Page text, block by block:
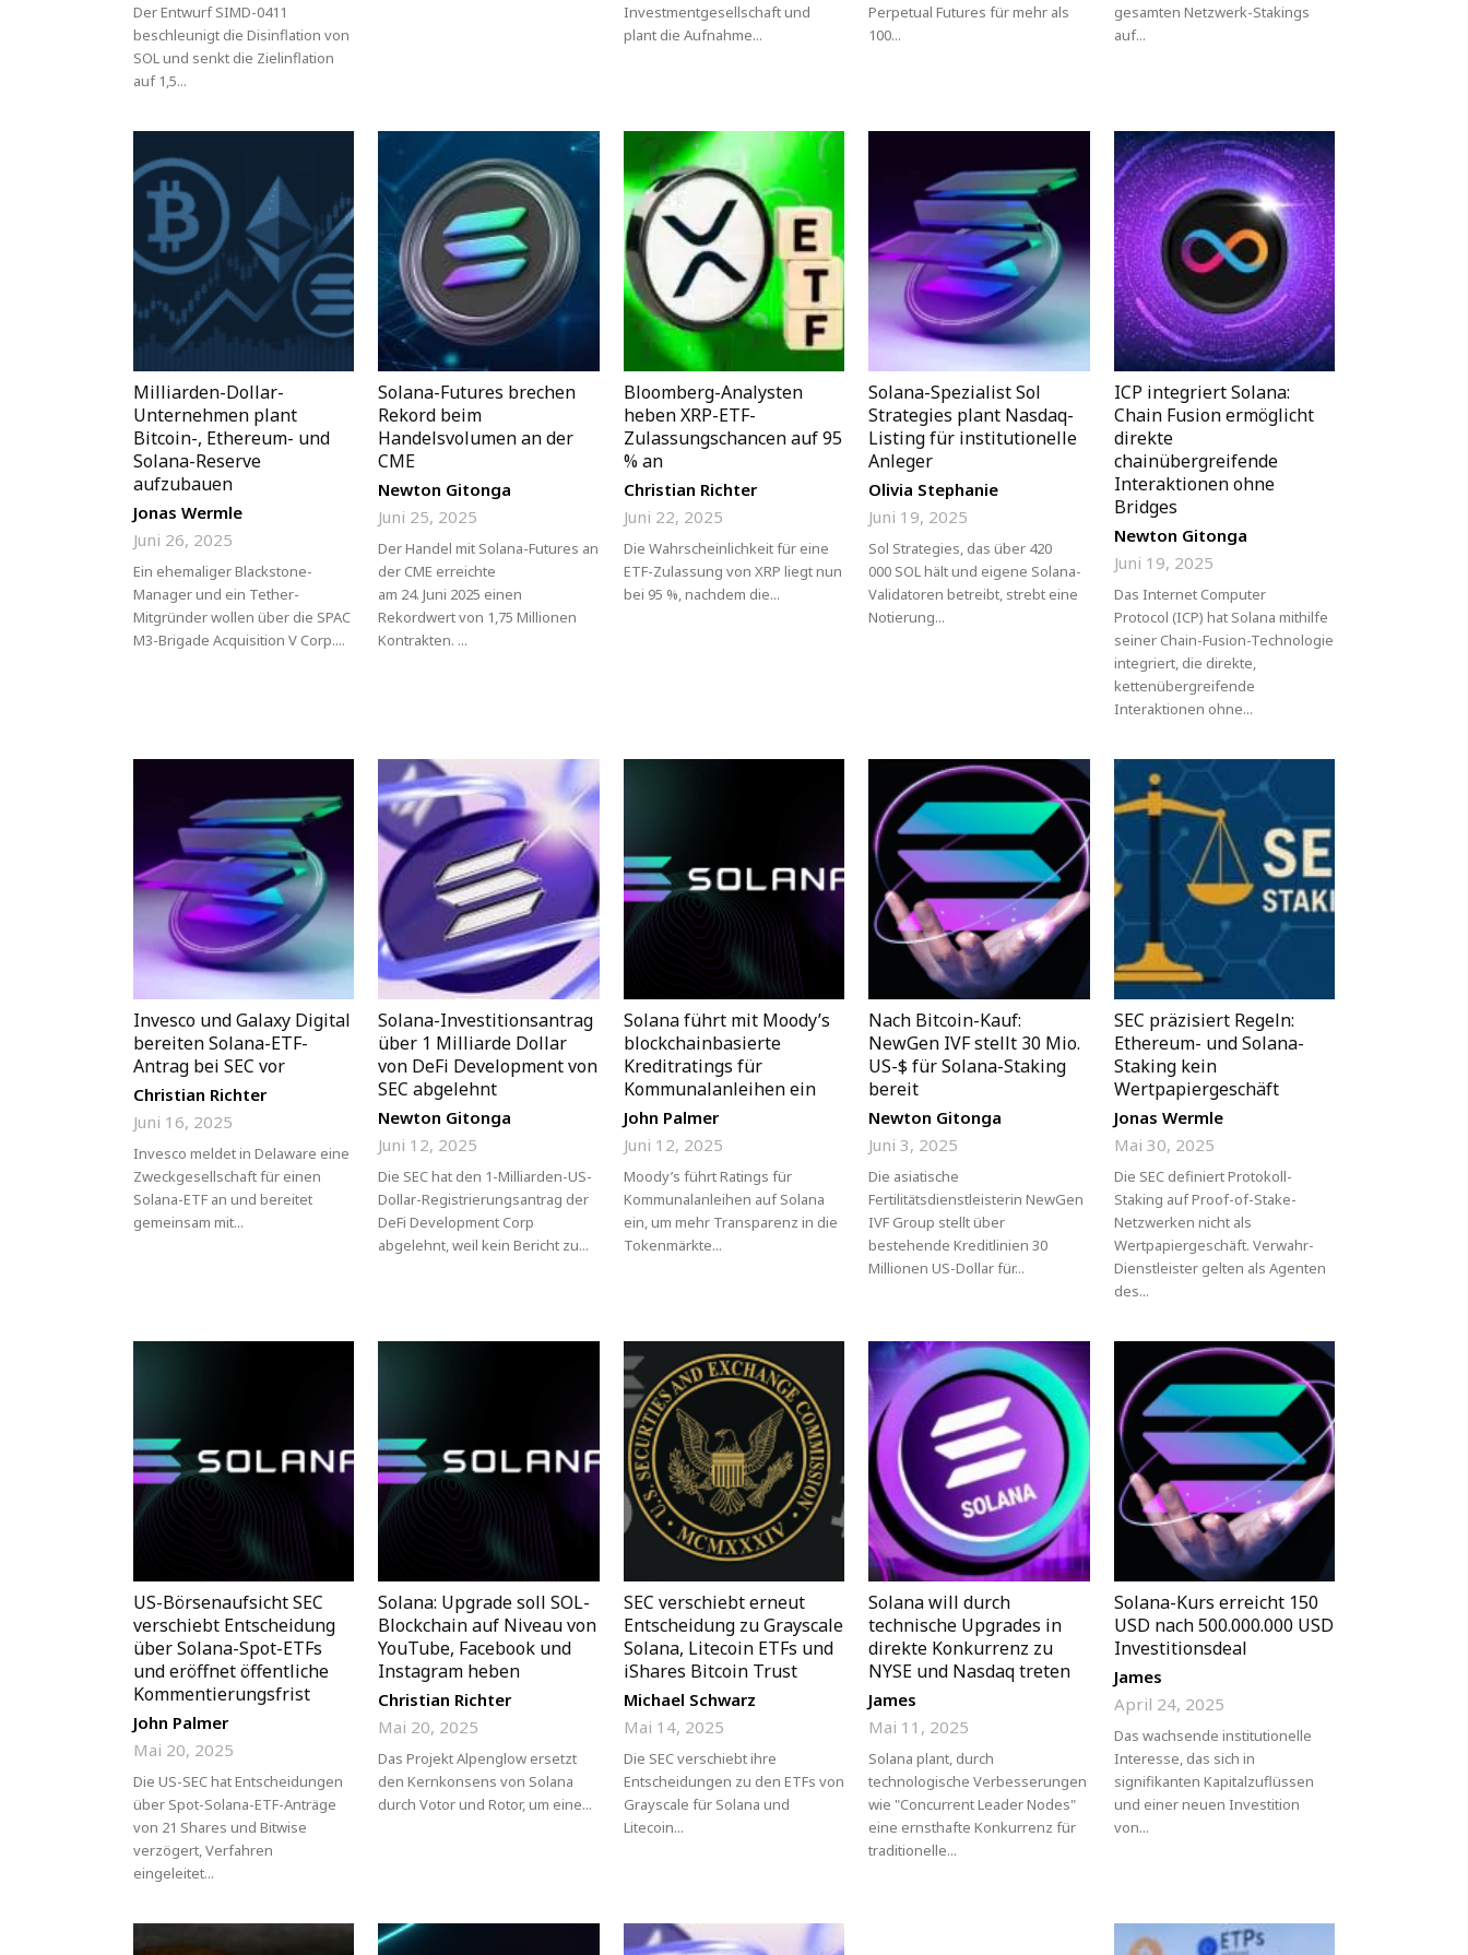
Der Entwurf SIMD-0411
beschleunigt die Disinflation von
SOL und senkt die Zielinflation
auf 1,5...
Investmentgesellschaft und
plant die Aufnahme...
Perpetual Futures für mehr als
100...
gesamten Netzwerk-Stakings
auf...
Milliarden-Dollar-
Unternehmen plant
Bitcoin-, Ethereum- und
Solana-Reserve
aufzubauen
Jonas Wermle
Juni 26, 2025
Ein ehemaliger Blackstone-
Manager und ein Tether-
Mitgründer wollen über die SPAC
M3-Brigade Acquisition V Corp....
Solana-Futures brechen
Rekord beim
Handelsvolumen an der
CME
Newton Gitonga
Juni 25, 2025
Der Handel mit Solana-Futures an
der CME erreichte
am 24. Juni 2025 einen
Rekordwert von 1,75 Millionen
Kontrakten. ...
Bloomberg-Analysten
heben XRP-ETF-
Zulassungschancen auf 95
% an
Christian Richter
Juni 22, 2025
Die Wahrscheinlichkeit für eine
ETF-Zulassung von XRP liegt nun
bei 95 %, nachdem die...
Solana-Spezialist Sol
Strategies plant Nasdaq-
Listing für institutionelle
Anleger
Olivia Stephanie
Juni 19, 2025
Sol Strategies, das über 420
000 SOL hält und eigene Solana-
Validatoren betreibt, strebt eine
Notierung...
ICP integriert Solana:
Chain Fusion ermöglicht
direkte
chainübergreifende
Interaktionen ohne
Bridges
Newton Gitonga
Juni 19, 2025
Das Internet Computer
Protocol (ICP) hat Solana mithilfe
seiner Chain-Fusion-Technologie
integriert, die direkte,
kettenübergreifende
Interaktionen ohne...
Invesco und Galaxy Digital
bereiten Solana-ETF-
Antrag bei SEC vor
Christian Richter
Juni 16, 2025
Invesco meldet in Delaware eine
Zweckgesellschaft für einen
Solana-ETF an und bereitet
gemeinsam mit...
Solana-Investitionsantrag
über 1 Milliarde Dollar
von DeFi Development von
SEC abgelehnt
Newton Gitonga
Juni 12, 2025
Die SEC hat den 1-Milliarden-US-
Dollar-Registrierungsantrag der
DeFi Development Corp
abgelehnt, weil kein Bericht zu...
Solana führt mit Moody’s
blockchainbasierte
Kreditratings für
Kommunalanleihen ein
John Palmer
Juni 12, 2025
Moody’s führt Ratings für
Kommunalanleihen auf Solana
ein, um mehr Transparenz in die
Tokenmärkte...
Nach Bitcoin-Kauf:
NewGen IVF stellt 30 Mio.
US-$ für Solana-Staking
bereit
Newton Gitonga
Juni 3, 2025
Die asiatische
Fertilitätsdienstleisterin NewGen
IVF Group stellt über
bestehende Kreditlinien 30
Millionen US-Dollar für...
SEC präzisiert Regeln:
Ethereum- und Solana-
Staking kein
Wertpapiergeschäft
Jonas Wermle
Mai 30, 2025
Die SEC definiert Protokoll-
Staking auf Proof-of-Stake-
Netzwerken nicht als
Wertpapiergeschäft. Verwahr-
Dienstleister gelten als Agenten
des...
US-Börsenaufsicht SEC
verschiebt Entscheidung
über Solana-Spot-ETFs
und eröffnet öffentliche
Kommentierungsfrist
John Palmer
Mai 20, 2025
Die US-SEC hat Entscheidungen
über Spot-Solana-ETF-Anträge
von 21 Shares und Bitwise
verzögert, Verfahren
eingeleitet...
Solana: Upgrade soll SOL-
Blockchain auf Niveau von
YouTube, Facebook und
Instagram heben
Christian Richter
Mai 20, 2025
Das Projekt Alpenglow ersetzt
den Kernkonsens von Solana
durch Votor und Rotor, um eine...
SEC verschiebt erneut
Entscheidung zu Grayscale
Solana, Litecoin ETFs und
iShares Bitcoin Trust
Michael Schwarz
Mai 14, 2025
Die SEC verschiebt ihre
Entscheidungen zu den ETFs von
Grayscale für Solana und
Litecoin...
Solana will durch
technische Upgrades in
direkte Konkurrenz zu
NYSE und Nasdaq treten
James
Mai 11, 2025
Solana plant, durch
technologische Verbesserungen
wie "Concurrent Leader Nodes"
eine ernsthafte Konkurrenz für
traditionelle...
Solana-Kurs erreicht 150
USD nach 500.000.000 USD
Investitionsdeal
James
April 24, 2025
Das wachsende institutionelle
Interesse, das sich in
signifikanten Kapitalzuflüssen
und einer neuen Investition
von...